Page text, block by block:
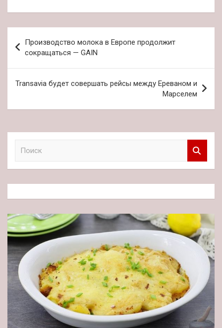
по
записям
Производство молока в Европе продолжит
сокращаться — GAIN
Transavia будет совершать рейсы между Ереваном и
Марселем
к